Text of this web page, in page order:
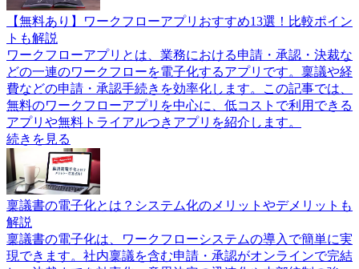
【無料あり】ワークフローアプリおすすめ13選！比較ポイン
トも解説
ワークフローアプリとは、業務における申請・承認・決裁な
どの一連のワークフローを電子化するアプリです。稟議や経
費などの申請・承認手続きを効率化します。この記事では、
無料のワークフローアプリを中心に、低コストで利用できる
アプリや無料トライアルつきアプリを紹介します。
続きを見る
稟議書の電子化とは？システム化のメリットやデメリットも
解説
稟議書の電子化は、ワークフローシステムの導入で簡単に実
現できます。社内稟議を含む申請・承認がオンラインで完結